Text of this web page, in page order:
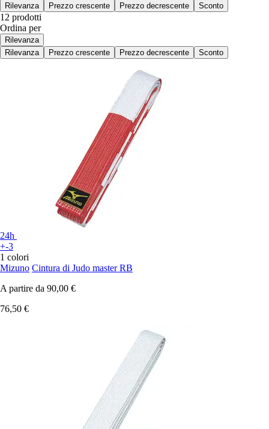
Rilevanza
Prezzo crescente Prezzo decrescente Sconto
12 prodotti
Ordina per
Rilevanza
Rilevanza
Prezzo crescente Prezzo decrescente Sconto
24h
+-3
1 colori
Mizuno Cintura di Judo master RB
A partire da 90,00 €
76,50 €